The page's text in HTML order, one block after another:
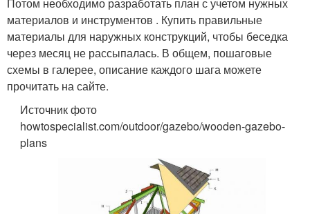
Потом необходимо разработать план с учетом нужных
материалов и инструментов . Купить правильные
материалы для наружных конструкций, чтобы беседка
через месяц не рассыпалась. В общем, пошаговые
схемы в галерее, описание каждого шага можете
прочитать на сайте.
Источник фото
howtospecialist.com/outdoor/gazebo/wooden-gazebo-
plans